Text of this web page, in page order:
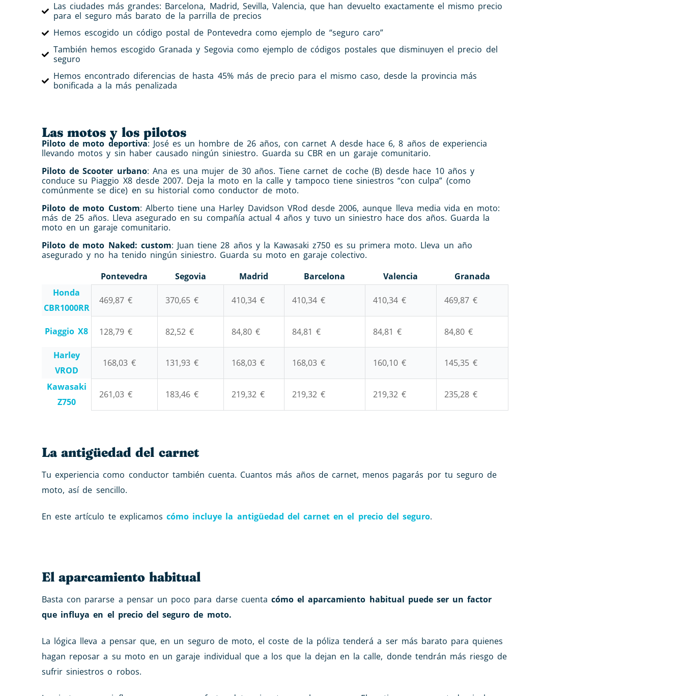
Las ciudades más grandes: Barcelona, Madrid, Sevilla, Valencia, que han devuelto exactamente el mismo precio
para el seguro más barato de la parrilla de precios
Hemos escogido un código postal de Pontevedra como ejemplo de “seguro caro”
También hemos escogido Granada y Segovia como ejemplo de códigos postales que disminuyen el precio del
seguro
Hemos encontrado diferencias de hasta 45% más de precio para el mismo caso, desde la provincia más
bonificada a la más penalizada
Las motos y los pilotos
Piloto de moto deportiva: José es un hombre de 26 años, con carnet A desde hace 6, 8 años de experiencia
llevando motos y sin haber causado ningún siniestro. Guarda su CBR en un garaje comunitario.
Piloto de Scooter urbano: Ana es una mujer de 30 años. Tiene carnet de coche (B) desde hace 10 años y
conduce su Piaggio X8 desde 2007. Deja la moto en la calle y tampoco tiene siniestros “con culpa” (como
comúnmente se dice) en su historial como conductor de moto.
Piloto de moto Custom: Alberto tiene una Harley Davidson VRod desde 2006, aunque lleva media vida en moto:
más de 25 años. Lleva asegurado en su compañía actual 4 años y tuvo un siniestro hace dos años. Guarda la
moto en un garaje comunitario.
Piloto de moto Naked: custom: Juan tiene 28 años y la Kawasaki z750 es su primera moto. Lleva un año
asegurado y no ha tenido ningún siniestro. Guarda su moto en garaje colectivo.
Pontevedra
Segovia Madrid Barcelona Valencia
Granada
Honda
CBR1000RR
469,87 € 370,65 € 410,34 € 410,34 € 410,34 € 469,87 €
Piaggio X8 128,79 € 82,52 € 84,80 € 84,81 € 84,81 € 84,80 €
Harley
VROD
168,03 € 131,93 € 168,03 € 168,03 € 160,10 € 145,35 €
Kawasaki
Z750
261,03 € 183,46 € 219,32 € 219,32 € 219,32 € 235,28 €
La antigüedad del carnet
Tu experiencia como conductor también cuenta. Cuantos más años de carnet, menos pagarás por tu seguro de
moto, así de sencillo.
En este artículo te explicamos cómo incluye la antigüedad del carnet en el precio del seguro.
El aparcamiento habitual
Basta con pararse a pensar un poco para darse cuenta cómo el aparcamiento habitual puede ser un factor
que influya en el precio del seguro de moto.
La lógica lleva a pensar que, en un seguro de moto, el coste de la póliza tenderá a ser más barato para quienes
hagan reposar a su moto en un garaje individual que a los que la dejan en la calle, donde tendrán más riesgo de
sufrir siniestros o robos.